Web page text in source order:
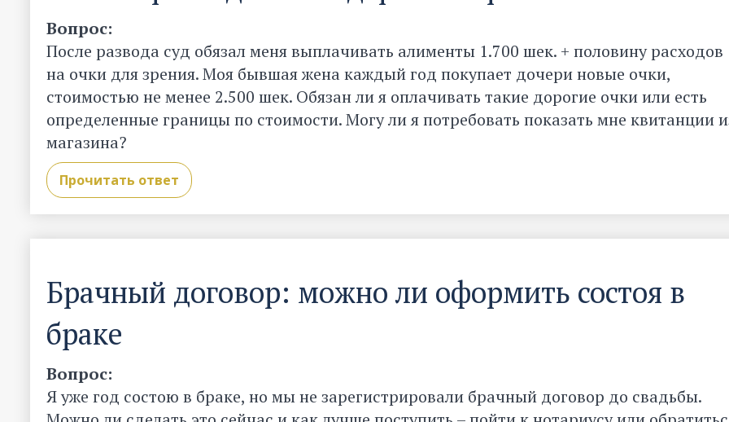
Вопрос:
После развода суд обязал меня выплачивать алименты 1.700 шек. + половину расходов
на очки для зрения. Моя бывшая жена каждый год покупает дочери новые очки,
стоимостью не менее 2.500 шек. Обязан ли я оплачивать такие дорогие очки или есть
определенные границы по стоимости. Могу ли я потребовать показать мне квитанции
магазина?
Прочитать ответ
Брачный договор: можно ли оформить состоя в
браке
Вопрос:
Я уже год состою в браке, но мы не зарегистрировали брачный договор до свадьбы.